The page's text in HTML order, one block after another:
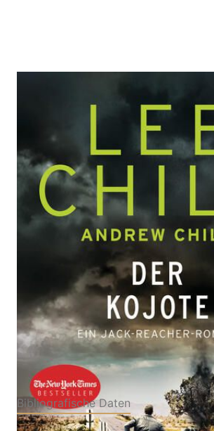
Der Kojote
Zur Wunschliste hinzufügen
Ein Jack-Reacher-Roman
Von Lee Child, Andrew Child
Blanvalet|Bantam Press,
Buch 368
Hardcover
ISBN:
Bibliografische Daten